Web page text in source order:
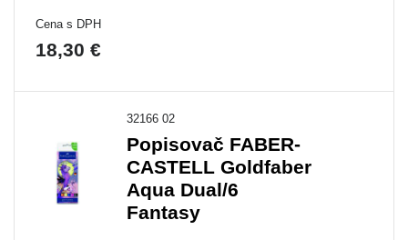
Cena s DPH
18,30 €
32166 02
Popisovač FABER-
CASTELL Goldfaber
Aqua Dual/6
Fantasy